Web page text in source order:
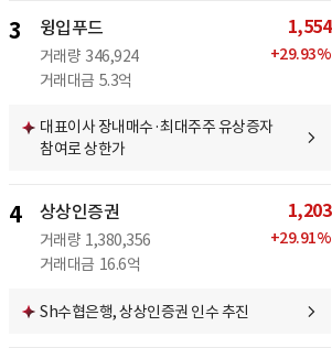
3 윙입푸드
거래량 346,924
거래대금 5.3억
1,554
+29.93%
대표이사 장내매수·최대주주 유상증자
참여로 상한가
4 상상인증권
거래량 1,380,356
거래대금 16.6억
1,203
+29.91%
Sh수협은행, 상상인증권 인수 추진